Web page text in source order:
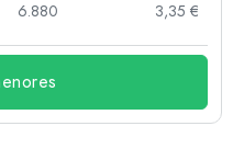
6.880
3,35 €